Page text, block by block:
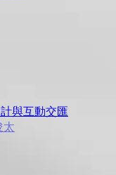
與互動交匯
太